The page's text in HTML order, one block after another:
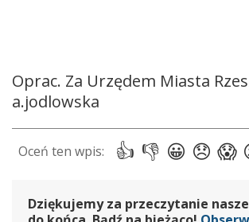
Oprac. Za Urzędem Miasta
a.jodlowska
Dziękujemy za przeczytanie